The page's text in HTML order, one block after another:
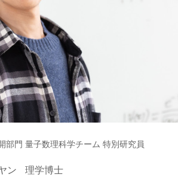
部門 量子数理科学チーム 特別研究員
ン 理学博士